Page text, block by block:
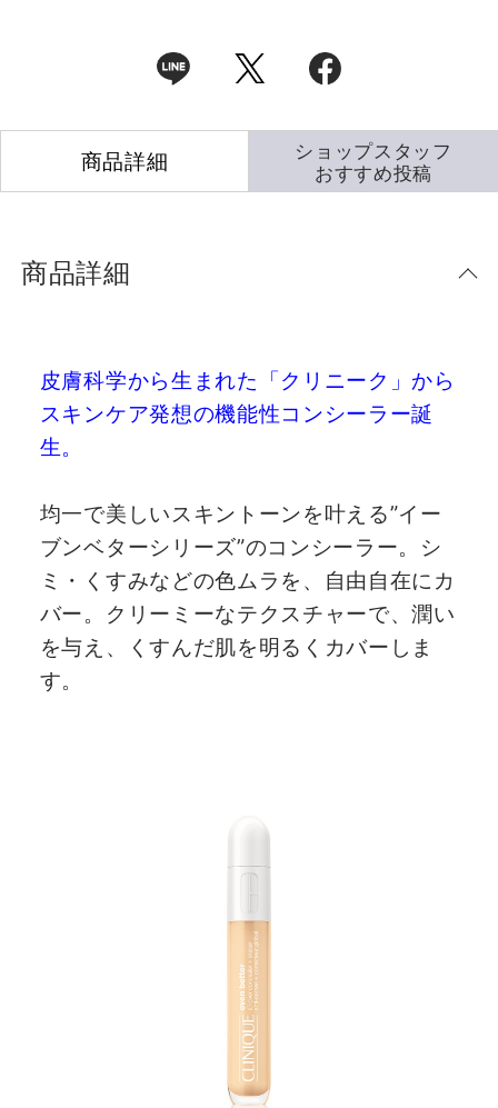
商品詳細
商品詳細
皮膚科学から生まれた「クリニーク」から
スキンケア発想の機能性コンシーラー誕
生。
均一で美しいスキントーンを叶える”イー
ブンベターシリーズ”のコンシーラー。シ
ミ・くすみなどの色ムラを、自由自在にカ
バー。クリーミーなテクスチャーで、潤い
を与え、くすんだ肌を明るくカバーしま
す。
ショップスタッフ
おすすめ投稿